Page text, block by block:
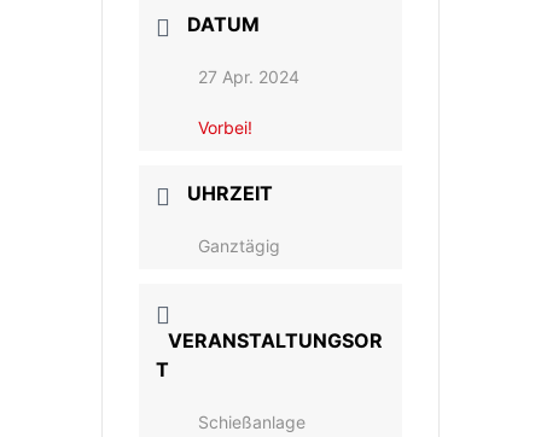
DATUM
27 Apr. 2024
Vorbei!
UHRZEIT
Ganztägig
VERANSTALTUNGSOR
T
Schießanlage